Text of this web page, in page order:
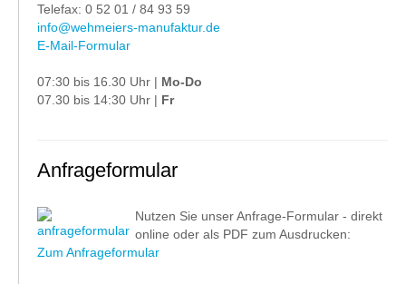
Telefax: 0 52 01 / 84 93 59
info@wehmeiers-manufaktur.de
E-Mail-Formular
07:30 bis 16.30 Uhr | Mo-Do
07.30 bis 14:30 Uhr | Fr
Anfrageformular
Nutzen Sie unser Anfrage-Formular - direkt
online oder als PDF zum Ausdrucken:
Zum Anfrageformular